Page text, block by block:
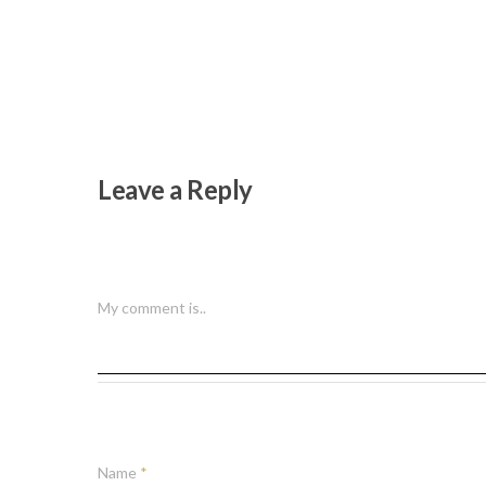
Leave a Reply
My comment is..
Name *